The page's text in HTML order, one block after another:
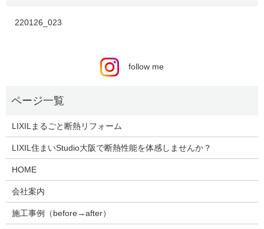
220126_023
follow me
LIXILまるごと断熱リフォーム
LIXIL住まいStudio大阪で断熱性能を体感しませんか？
HOME
会社案内
施工事例（before→after）